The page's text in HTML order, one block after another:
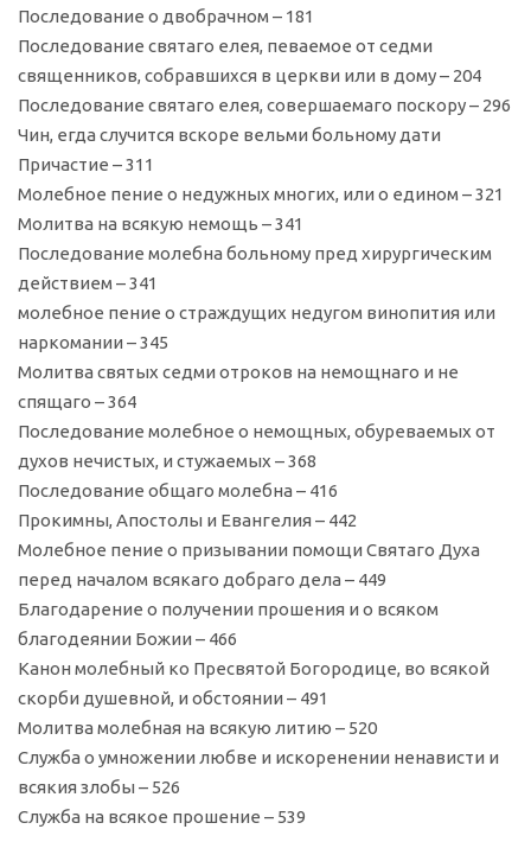
Последование о двобрачном – 181
Последование святаго елея, певаемое от седми
священников, собравшихся в церкви или в дому – 204
Последование святаго елея, совершаемаго поскору – 296
Чин, егда случится вскоре вельми больному дати
Причастие – 311
Молебное пение о недужных многих, или о едином – 321
Молитва на всякую немощь – 341
Последование молебна больному пред хирургическим
действием – 341
молебное пение о страждущих недугом винопития или
наркомании – 345
Молитва святых седми отроков на немощнаго и не
спящаго – 364
Последование молебное о немощных, обуреваемых от
духов нечистых, и стужаемых – 368
Последование общаго молебна – 416
Прокимны, Апостолы и Евангелия – 442
Молебное пение о призывании помощи Святаго Духа
перед началом всякаго добраго дела – 449
Благодарение о получении прошения и о всяком
благодеянии Божии – 466
Канон молебный ко Пресвятой Богородице, во всякой
скорби душевной, и обстоянии – 491
Молитва молебная на всякую литию – 520
Служба о умножении любве и искоренении ненависти и
всякия злобы – 526
Служба на всякое прошение – 539